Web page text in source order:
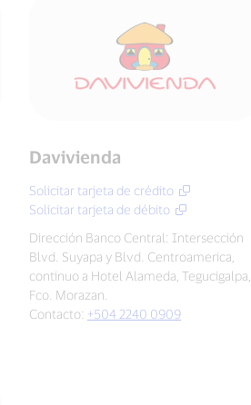
Davivienda
Solicitar tarjeta de crédito
Solicitar tarjeta de débito
Dirección Banco Central: Intersección
Blvd. Suyapa y Blvd. Centroamerica,
continuo a Hotel Alameda, Tegucigalpa,
Fco. Morazan.
Contacto: +504 2240 0909